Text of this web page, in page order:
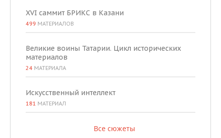
XVI саммит БРИКС в Казани
499 МАТЕРИАЛОВ
Великие воины Татарии. Цикл исторических
материалов
24 МАТЕРИАЛА
Искусственный интеллект
181 МАТЕРИАЛ
Все сюжеты